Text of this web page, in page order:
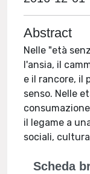
Abstract
Nelle "età
l'ansia, il
e il rancore, il
senso. Nelle
il legame a
sociali,
Scheda